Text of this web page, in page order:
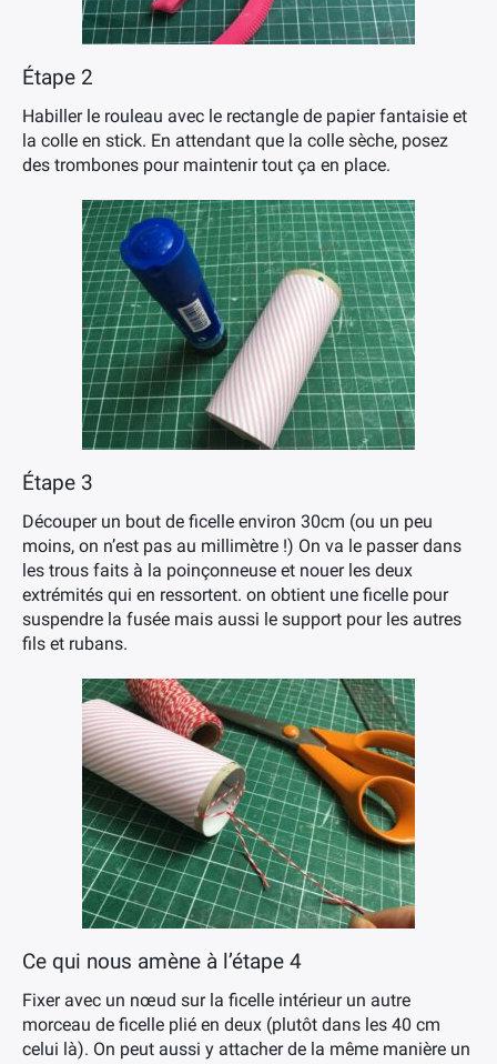
Étape 2
Habiller le rouleau avec le rectangle de papier fantaisie et
la colle en stick. En attendant que la colle sèche, posez
des trombones pour maintenir tout ça en place.
Étape 3
Découper un bout de ficelle environ 30cm (ou un peu
moins, on n’est pas au millimètre !) On va le passer dans
les trous faits à la poinçonneuse et nouer les deux
extrémités qui en ressortent. on obtient une ficelle pour
suspendre la fusée mais aussi le support pour les autres
fils et rubans.
Ce qui nous amène à l’étape 4
Fixer avec un nœud sur la ficelle intérieur un autre
morceau de ficelle plié en deux (plutôt dans les 40 cm
celui là). On peut aussi y attacher de la même manière un
×